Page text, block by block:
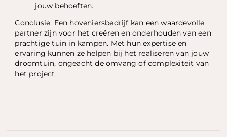
jouw behoeften.
Conclusie: Een hoveniersbedrijf kan een waardevolle
partner zijn voor het creëren en onderhouden van een
prachtige tuin in kampen. Met hun expertise en
ervaring kunnen ze helpen bij het realiseren van jouw
droomtuin, ongeacht de omvang of complexiteit van
het project.